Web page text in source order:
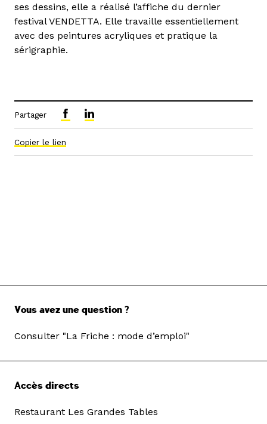
ses dessins, elle a réalisé l’affiche du dernier
festival VENDETTA. Elle travaille essentiellement
avec des peintures acryliques et pratique la
sérigraphie.
Partager
Copier le lien
Vous avez une question ?
Consulter "La Friche : mode d’emploi"
Accès directs
Restaurant Les Grandes Tables